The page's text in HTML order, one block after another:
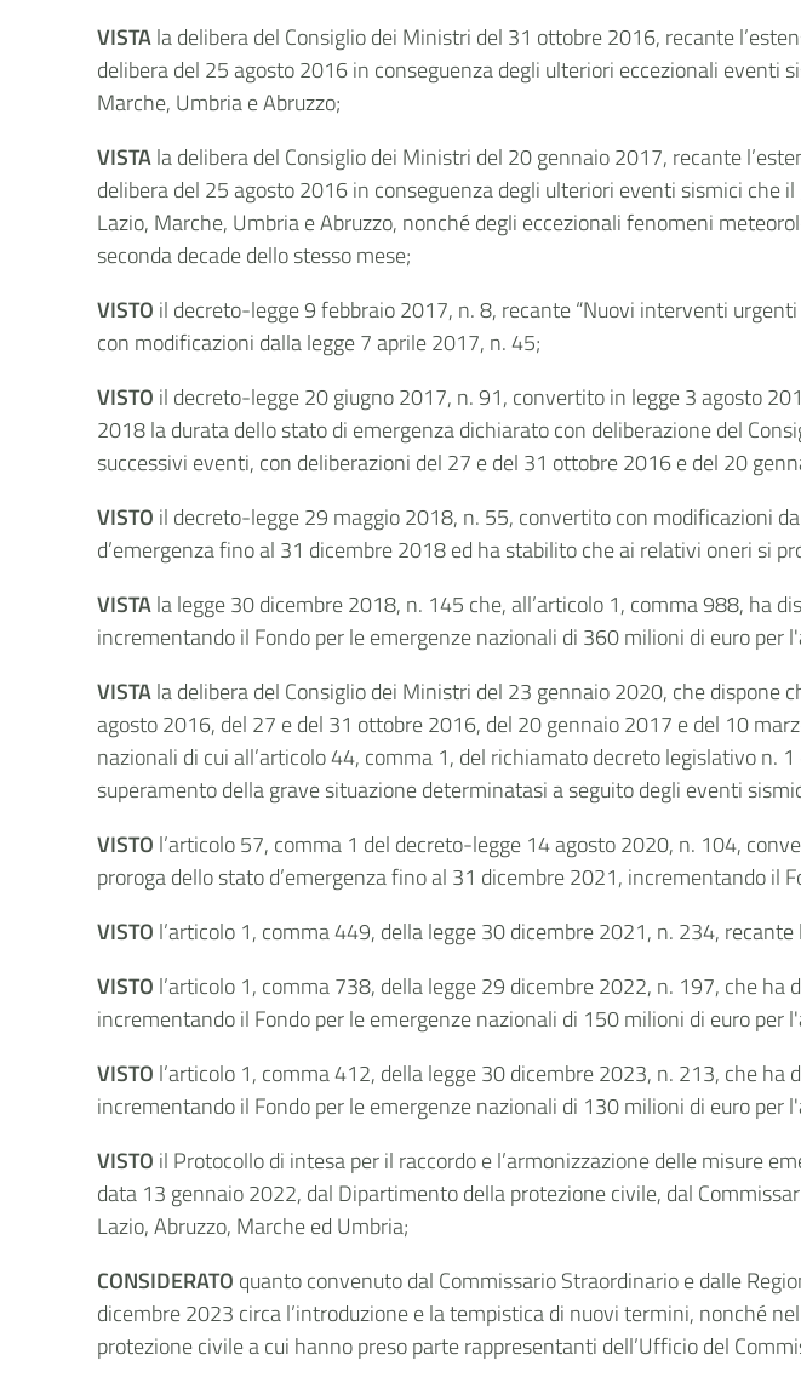
VISTAla delibera del Consiglio dei Ministri del 31 ottobre 2016, recante
delibera del 25 agosto 2016 in conseguenza degli ulteriori eccezionali
Marche, Umbria e Abruzzo;
VISTAla delibera del Consiglio dei Ministri del 20 gennaio 2017, recante
delibera del 25 agosto 2016 in conseguenza degli ulteriori eventi sismici
Lazio, Marche, Umbria e Abruzzo, nonché degli eccezionali fenomeni
seconda decade dello stesso mese;
VISTO il decreto-legge 9 febbraio 2017, n. 8, recante “Nuovi interventi
con modificazioni dalla legge 7 aprile 2017, n. 45;
VISTO il decreto-legge 20 giugno 2017, n. 91, convertito in legge 3 agosto
2018 la durata dello stato di emergenza dichiaratocon deliberazione del
successivi eventi, con deliberazioni del 27 e del 31 ottobre 2016 e del 20
VISTO il decreto-legge 29 maggio 2018, n. 55, convertito con modificazioni
d’emergenza fino al 31 dicembre 2018 ed ha stabilito che ai relativi oneri si
VISTAla legge 30 dicembre 2018, n. 145 che, all’articolo 1, comma 988, ha
incrementando il Fondo per le emergenze nazionali di 360 milioni di euro per
VISTAla delibera del Consiglio dei Ministri del 23 gennaio 2020, che dispone
agosto 2016, del 27 e del 31 ottobre 2016, del 20 gennaio 2017 e del 10
nazionali di cui all’articolo 44, comma 1, del richiamato decreto legislativo
superamento della grave situazione determinatasi a seguito degli eventi
VISTO l’articolo 57, comma 1 del decreto-legge 14 agosto 2020, n. 104,
proroga dello stato d’emergenza fino al 31 dicembre 2021, incrementando
VISTO l’articolo 1, comma 449, della legge 30 dicembre 2021, n. 234,
VISTO l’articolo 1, comma 738, della legge 29 dicembre 2022, n. 197, che
incrementando il Fondo per le emergenze nazionali di 150 milioni di euro per
VISTO l’articolo 1, comma 412, della legge 30 dicembre 2023, n. 213, che
incrementando il Fondo per le emergenze nazionali di 130 milioni di euro per
VISTO il Protocollo di intesa per il raccordo e l’armonizzazione delle misure
data 13 gennaio 2022, dal Dipartimento della protezione civile, dal
Lazio, Abruzzo, Marche ed Umbria;
CONSIDERATO quanto convenuto dal Commissario Straordinario e dalle
dicembre 2023 circa l’introduzione e la tempistica di nuovi termini, nonché
protezione civile a cui hanno preso parte rappresentanti dell’Ufficio del